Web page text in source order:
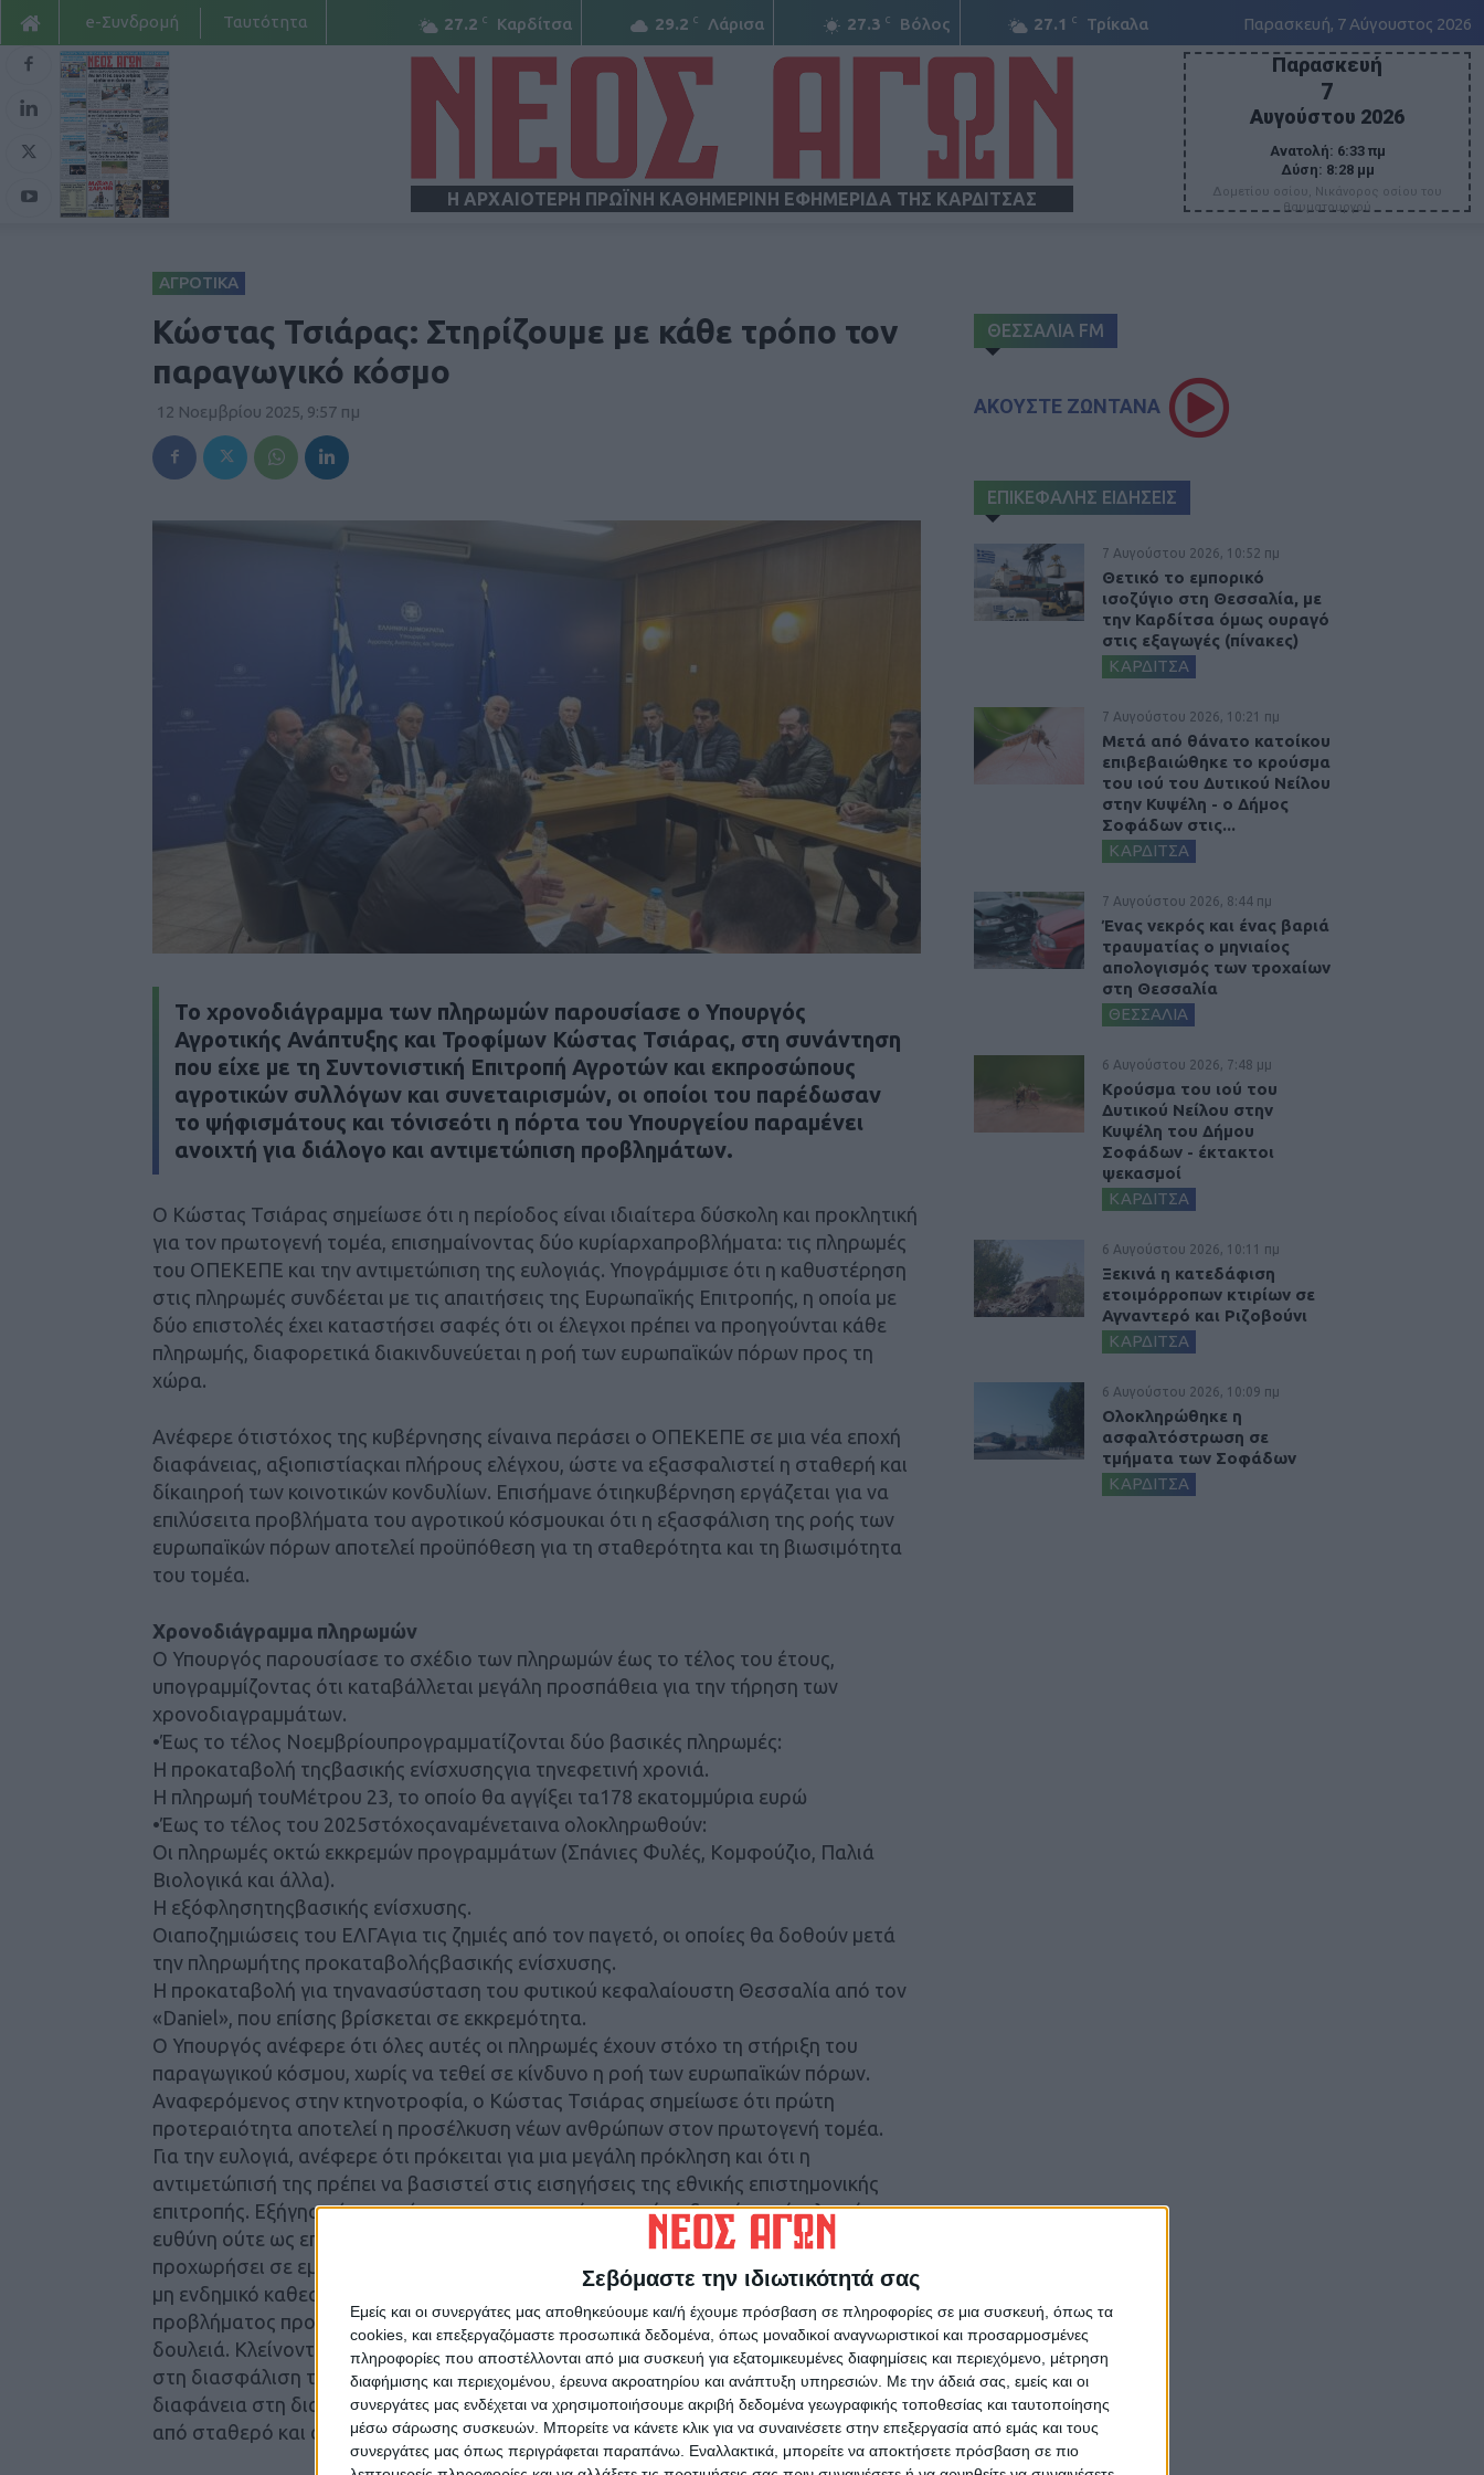
Σεβόμαστε την ιδιωτικότητά σας
Εμείς και οι συνεργάτες μας αποθηκεύουμε και/ή έχουμε πρόσβαση σε πληροφορίες σε μια συσκευή, όπως τα
cookies, και επεξεργαζόμαστε προσωπικά δεδομένα, όπως μοναδικοί αναγνωριστικοί και προσαρμοσμένες
πληροφορίες που αποστέλλονται από μια συσκευή για εξατομικευμένες διαφημίσεις και περιεχόμενο, μέτρηση
διαφήμισης και περιεχομένου, έρευνα ακροατηρίου και ανάπτυξη υπηρεσιών. Με την άδειά σας, εμείς και οι
συνεργάτες μας ενδέχεται να χρησιμοποιήσουμε ακριβή δεδομένα γεωγραφικής τοποθεσίας και ταυτοποίησης
μέσω σάρωσης συσκευών. Μπορείτε να κάνετε κλικ για να συναινέσετε στην επεξεργασία από εμάς και τους
συνεργάτες μας όπως περιγράφεται παραπάνω. Εναλλακτικά, μπορείτε να αποκτήσετε πρόσβαση σε πιο
27.2 C Καρδίτσα 29.2 C Λάρισα 27.3 C Βόλος 27.1 C Τρίκαλα Παρασκευή, 7 Αύγουστος 2026
e-Συνδρομή Ταυτότητα
Η ΑΡΧΑΙΟΤΕΡΗ ΠΡΩΪΝΗ ΚΑΘΗΜΕΡΙΝΗ ΕΦΗΜΕΡΙΔΑ ΤΗΣ ΚΑΡΔΙΤΣΑΣ
Παρασκευή
7
Αυγούστου 2026
Ανατολή: 6:33 πμ
Δύση: 8:28 μμ
Δομετίου οσίου, Νικάνορος οσίου του
θαυματουργού
ΑΓΡΟΤΙΚΑ
Κώστας Τσιάρας: Στηρίζουμε με κάθε τρόπο τον
παραγωγικό κόσμο
12 Νοεμβρίου 2025, 9:57 πμ
Το χρονοδιάγραμμα των πληρωμών παρουσίασε ο Υπουργός
Αγροτικής Ανάπτυξης και Τροφίμων Κώστας Τσιάρας, στη συνάντηση
που είχε με τη Συντονιστική Επιτροπή Αγροτών και εκπροσώπους
αγροτικών συλλόγων και συνεταιρισμών, οι οποίοι του παρέδωσαν
το ψήφισμάτους και τόνισεότι η πόρτα του Υπουργείου παραμένει
ανοιχτή για διάλογο και αντιμετώπιση προβλημάτων.
Ο Κώστας Τσιάρας σημείωσε ότι η περίοδος είναι ιδιαίτερα δύσκολη και προκλητική
για τον πρωτογενή τομέα, επισημαίνοντας δύο κυρίαρχαπροβλήματα: τις πληρωμές
του ΟΠΕΚΕΠΕ και την αντιμετώπιση της ευλογιάς. Υπογράμμισε ότι η καθυστέρηση
στις πληρωμές συνδέεται με τις απαιτήσεις της Ευρωπαϊκής Επιτροπής, η οποία με
δύο επιστολές έχει καταστήσει σαφές ότι οι έλεγχοι πρέπει να προηγούνται κάθε
πληρωμής, διαφορετικά διακινδυνεύεται η ροή των ευρωπαϊκών πόρων προς τη
χώρα.
Ανέφερε ότιστόχος της κυβέρνησης είναινα περάσει ο ΟΠΕΚΕΠΕ σε μια νέα εποχή
διαφάνειας, αξιοπιστίαςκαι πλήρους ελέγχου, ώστε να εξασφαλιστεί η σταθερή και
δίκαιηροή των κοινοτικών κονδυλίων. Επισήμανε ότιηκυβέρνηση εργάζεται για να
επιλύσειτα προβλήματα του αγροτικού κόσμουκαι ότι η εξασφάλιση της ροής των
ευρωπαϊκών πόρων αποτελεί προϋπόθεση για τη σταθερότητα και τη βιωσιμότητα
του τομέα.
Χρονοδιάγραμμα πληρωμών
Ο Υπουργός παρουσίασε το σχέδιο των πληρωμών έως το τέλος του έτους,
υπογραμμίζοντας ότι καταβάλλεται μεγάλη προσπάθεια για την τήρηση των
χρονοδιαγραμμάτων.
•Έως το τέλος Νοεμβρίουπρογραμματίζονται δύο βασικές πληρωμές:
Η προκαταβολή τηςβασικής ενίσχυσηςγια τηνεφετινή χρονιά.
Η πληρωμή τουΜέτρου 23, το οποίο θα αγγίξει τα178 εκατομμύρια ευρώ
•Έως το τέλος του 2025στόχοςαναμένεταινα ολοκληρωθούν:
Οι πληρωμές οκτώ εκκρεμών προγραμμάτων (Σπάνιες Φυλές, Κομφούζιο, Παλιά
Βιολογικά και άλλα).
Η εξόφλησητηςβασικής ενίσχυσης.
Οιαποζημιώσεις του ΕΛΓΑγια τις ζημιές από τον παγετό, οι οποίες θα δοθούν μετά
την πληρωμήτης προκαταβολήςβασικής ενίσχυσης.
Η προκαταβολή για τηνανασύσταση του φυτικού κεφαλαίουστη Θεσσαλία από τον
«Daniel», που επίσης βρίσκεται σε εκκρεμότητα.
Ο Υπουργός ανέφερε ότι όλες αυτές οι πληρωμές έχουν στόχο τη στήριξη του
παραγωγικού κόσμου, χωρίς να τεθεί σε κίνδυνο η ροή των ευρωπαϊκών πόρων.
Αναφερόμενος στην κτηνοτροφία, ο Κώστας Τσιάρας σημείωσε ότι πρώτη
προτεραιότητα αποτελεί η προσέλκυση νέων ανθρώπων στον πρωτογενή τομέα.
Για την ευλογιά, ανέφερε ότι πρόκειται για μια μεγάλη πρόκληση και ότι η
αντιμετώπισή της πρέπει να βασιστεί στις εισηγήσεις της εθνικής επιστημονικής
επιτροπής. Εξήγησε ότι η απόφαση για το τι πρέπει να γίνει δεν είναι εύκολη ούτε ως
ευθύνη ούτε ως επιστημονική διαδικασία και ότι καμία ευρωπαϊκή χώρα δεν έχει
προχωρήσει σε εμβολιασμό. Όσες τρίτες χώρες το έκαναν, δεν έχουν επανέλθει σε
μη ενδημικό καθεστώς. Τόνισε, δε, ότι η αποτελεσματική αντιμετώπιση του
προβλήματος προϋποθέτει στενή συνεργασία όλων των πλευρών και συστηματική
δουλειά. Κλείνοντας, επισήμανε ότι η προσπάθεια του Υπουργείου επικεντρώνεται
στη διασφάλιση της αξιοπιστίας της χώρας έναντι των ευρωπαϊκών θεσμών, στη
διαφάνεια στη διαχείριση των ενισχύσεων και στη στήριξη των παραγωγών μέσα
από σταθερό και αξιόπιστο πλαίσιο.
ΘΕΣΣΑΛΙΑ FM
ΑΚΟΥΣΤΕ ΖΩΝΤΑΝΑ
ΕΠΙΚΕΦΑΛΗΣ ΕΙΔΗΣΕΙΣ
7 Αυγούστου 2026, 10:52 πμ
Θετικό το εμπορικό
ισοζύγιο στη Θεσσαλία, με
την Καρδίτσα όμως ουραγό
στις εξαγωγές (πίνακες)
ΚΑΡΔΙΤΣΑ
7 Αυγούστου 2026, 10:21 πμ
Μετά από θάνατο κατοίκου
επιβεβαιώθηκε το κρούσμα
του ιού του Δυτικού Νείλου
στην Κυψέλη - ο Δήμος
Σοφάδων στις...
ΚΑΡΔΙΤΣΑ
7 Αυγούστου 2026, 8:44 πμ
Ένας νεκρός και ένας βαριά
τραυματίας ο μηνιαίος
απολογισμός των τροχαίων
στη Θεσσαλία
ΘΕΣΣΑΛΙΑ
6 Αυγούστου 2026, 7:48 μμ
Κρούσμα του ιού του
Δυτικού Νείλου στην
Κυψέλη του Δήμου
Σοφάδων - έκτακτοι
ψεκασμοί
ΚΑΡΔΙΤΣΑ
6 Αυγούστου 2026, 10:11 πμ
Ξεκινά η κατεδάφιση
ετοιμόρροπων κτιρίων σε
Αγναντερό και Ριζοβούνι
ΚΑΡΔΙΤΣΑ
6 Αυγούστου 2026, 10:09 πμ
Ολοκληρώθηκε η
ασφαλτόστρωση σε
τμήματα των Σοφάδων
ΚΑΡΔΙΤΣΑ